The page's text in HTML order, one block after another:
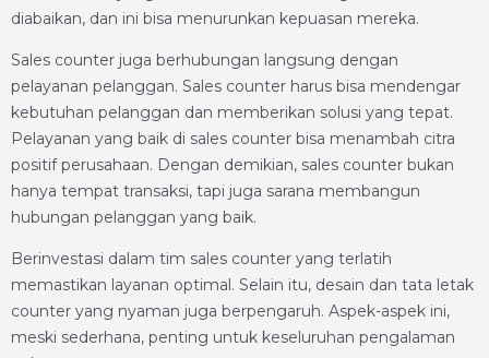
diabaikan, dan ini bisa menurunkan kepuasan mereka.
Sales counter juga berhubungan langsung dengan
pelayanan pelanggan. Sales counter harus bisa mendengar
kebutuhan pelanggan dan memberikan solusi yang tepat.
Pelayanan yang baik di sales counter bisa menambah citra
positif perusahaan. Dengan demikian, sales counter bukan
hanya tempat transaksi, tapi juga sarana membangun
hubungan pelanggan yang baik.
Berinvestasi dalam tim sales counter yang terlatih
memastikan layanan optimal. Selain itu, desain dan tata letak
counter yang nyaman juga berpengaruh. Aspek-aspek ini,
meski sederhana, penting untuk keseluruhan pengalaman